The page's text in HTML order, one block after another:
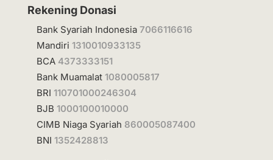
Rekening Donasi
Bank Syariah Indonesia 7066116616
Mandiri 1310010933135
BCA 4373333151
Bank Muamalat 1080005817
BRI 110701000246304
BJB 1000100010000
CIMB Niaga Syariah 860005087400
BNI 1352428813